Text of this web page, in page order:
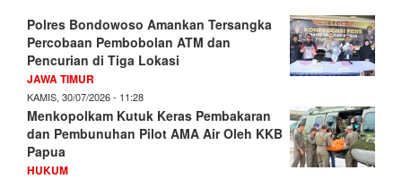
Polres Bondowoso Amankan Tersangka
Percobaan Pembobolan ATM dan
Pencurian di Tiga Lokasi
JAWA TIMUR
KAMIS, 30/07/2026 - 11:28
Menkopolkam Kutuk Keras Pembakaran
dan Pembunuhan Pilot AMA Air Oleh KKB
Papua
HUKUM